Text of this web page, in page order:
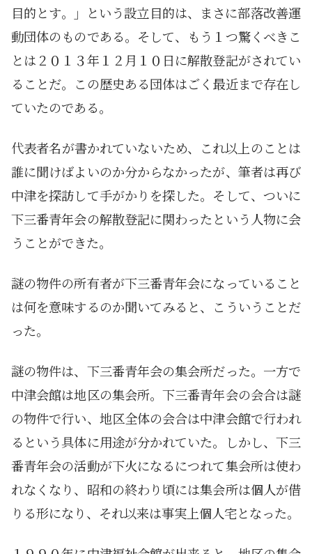
目的とす。」という設立目的は、まさに部落改善運
動団体のものである。そして、もう１つ驚くべきこ
とは２０１３年１２月１０日に解散登記がされてい
ることだ。この歴史ある団体はごく最近まで存在し
ていたのである。
代表者名が書かれていないため、これ以上のことは
誰に聞けばよいのか分からなかったが、筆者は再び
中津を探訪して手がかりを探した。そして、ついに
下三番青年会の解散登記に関わったという人物に会
うことができた。
謎の物件の所有者が下三番青年会になっていること
は何を意味するのか聞いてみると、こういうことだ
った。
謎の物件は、下三番青年会の集会所だった。一方で
中津会館は地区の集会所。下三番青年会の会合は謎
の物件で行い、地区全体の会合は中津会館で行われ
るという具体に用途が分かれていた。しかし、下三
番青年会の活動が下火になるにつれて集会所は使わ
れなくなり、昭和の終わり頃には集会所は個人が借
りる形になり、それ以来は事実上個人宅となった。